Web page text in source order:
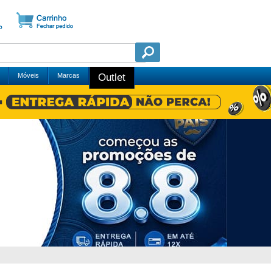
Móveis Marcas Outlet